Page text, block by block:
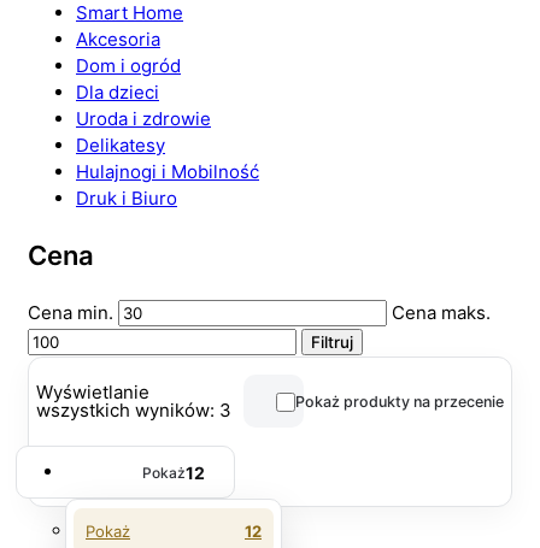
Smart Home
Akcesoria
Dom i ogród
Dla dzieci
Uroda i zdrowie
Delikatesy
Hulajnogi i Mobilność
Druk i Biuro
Cena
Cena min. Cena maks.
Filtruj
Wyświetlanie
wszystkich wyników: 3 Pokaż produkty na przecenie
Pokaż12
Pokaż 12